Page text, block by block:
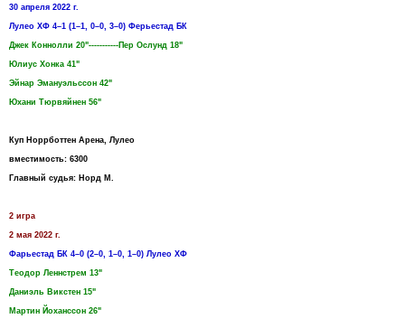
30 апреля 2022 г.
Лулео ХФ 4–1 (1–1, 0–0, 3–0) Ферьестад БК
Джек Коннолли 20"-----------Пер Ослунд 18"
Юлиус Хонка 41"
Эйнар Эмануэльссон 42"
Юхани Тюрвяйнен 56"
Куп Норрботтен Арена, Лулео
вместимость: 6300
Главный судья: Норд М.
2 игра
2 мая 2022 г.
Фарьестад БК 4–0 (2–0, 1–0, 1–0) Лулео ХФ
Теодор Леннстрем 13"
Даниэль Викстен 15"
Мартин Йоханссон 26"